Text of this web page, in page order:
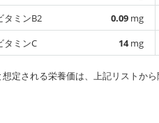
タミンB2
0.09 mg
タミンC
14mg
定される栄養価は、上記リストから